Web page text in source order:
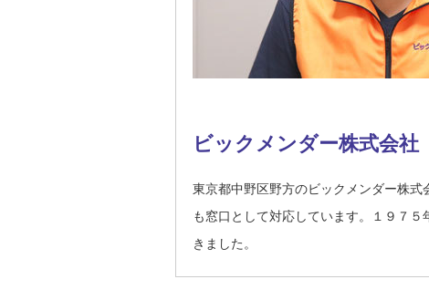
ビックメンダー株式会社
東京都中野区野方のビックメンダー株
も窓口として対応しています。１９７
きました。